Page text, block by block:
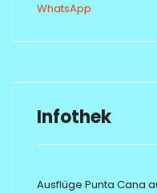
WhatsApp
Infothek
Ausflüge Punta Cana